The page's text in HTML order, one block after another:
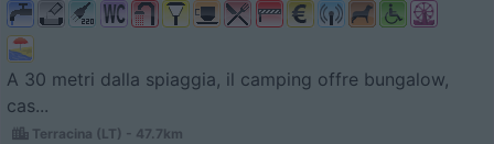
A 30 metri dalla spiaggia, il camping offre bungalow,
cas...
Terracina (LT) - 47.7km